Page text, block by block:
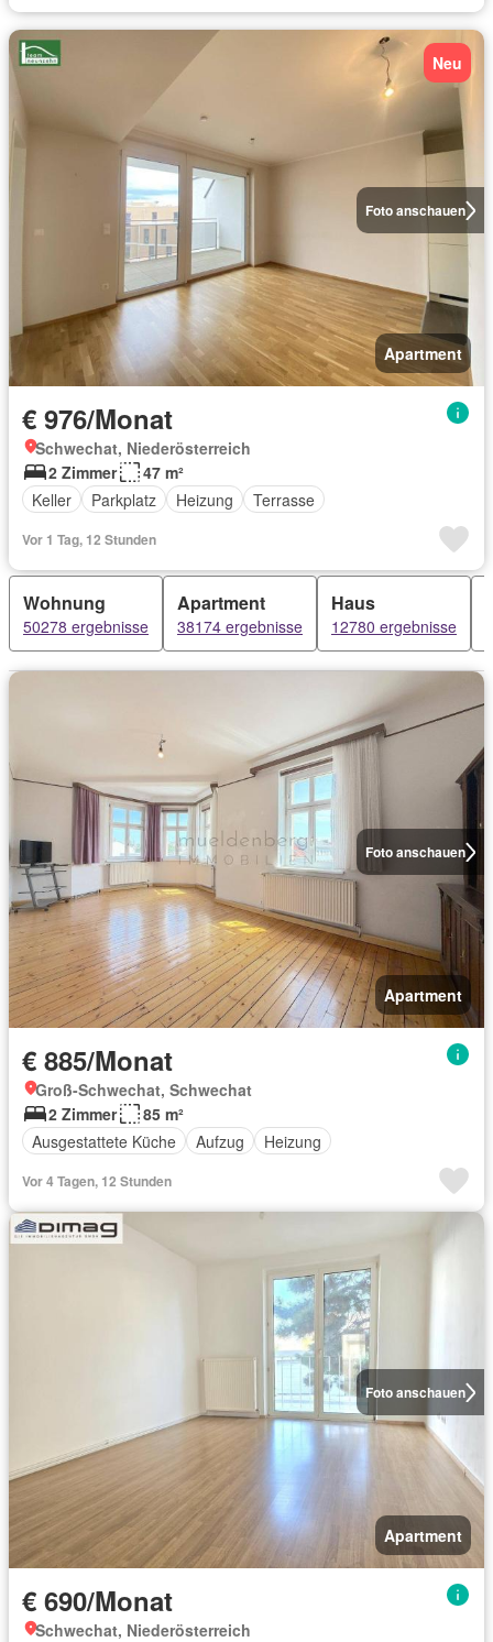
Foto anschauen
Neu
Apartment
€ 976/Monat
Schwechat, Niederösterreich
2 Zimmer
47 m²
Keller
Parkplatz Heizung Terrasse
Vor 1 Tag, 12 Stunden
Wohnung
50278 ergebnisse
Apartment
38174 ergebnisse
Haus
12780 ergebnisse
Foto anschauen
Apartment
€ 885/Monat
Groß-Schwechat, Schwechat
2 Zimmer
85 m²
Ausgestattete Küche
Aufzug Heizung
Vor 4 Tagen, 12 Stunden
Foto anschauen
Apartment
€ 690/Monat
Schwechat, Niederösterreich